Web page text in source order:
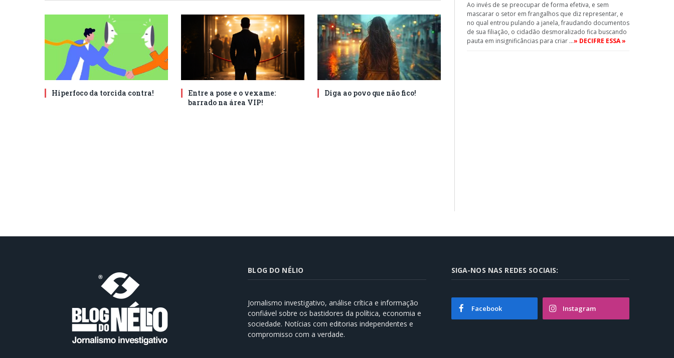
Hiperfoco da torcida contra!
Entre a pose e o vexame:
barrado na área VIP!
Diga ao povo que não fico!
Ao invés de se preocupar de forma efetiva, e sem
mascarar o setor em frangalhos que diz representar, e
no qual entrou pulando a janela, fraudando documentos
de sua filiação, o cidadão desmoralizado fica buscando
pauta em insignificâncias para criar …» DECIFRE ESSA »
BLOG DO NÉLIO
Jornalismo investigativo, análise crítica e informação
confiável sobre os bastidores da política, economia e
sociedade. Notícias com editorias independentes e
compromisso com a verdade.
SIGA-NOS NAS REDES SOCIAIS:
Facebook Instagram